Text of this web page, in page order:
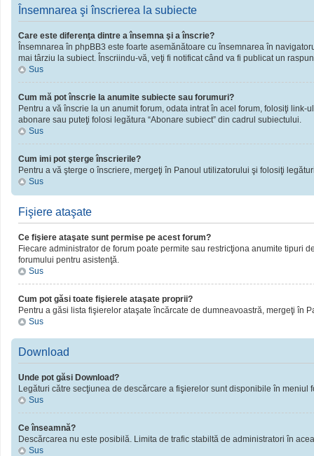
Însemnarea şi înscrierea la subiecte
Care este diferenţa dintre a însemna şi a înscrie?
Însemnarea în phpBB3 este foarte asemănătoare cu însemnarea în
mai târziu la subiect. Înscriindu-vă, veţi fi notificat când va fi publicat un
Sus
Cum mă pot înscrie la anumite subiecte sau forumuri?
Pentru a vă înscrie la un anumit forum, odata intrat în acel forum, folosiţi
abonare sau puteţi folosi legătura “Abonare subiect” din cadrul subiectului.
Sus
Cum imi pot şterge înscrierile?
Pentru a vă şterge o înscriere, mergeţi în Panoul utilizatorului şi folosiţi
Sus
Fişiere ataşate
Ce fişiere ataşate sunt permise pe acest forum?
Fiecare administrator de forum poate permite sau restricţiona anumite tipuri
forumului pentru asistenţă.
Sus
Cum pot găsi toate fişierele ataşate proprii?
Pentru a găsi lista fişierelor ataşate încărcate de dumneavoastră, mergeţi în
Sus
Download
Unde pot găsi Download?
Legături către secţiunea de descărcare a fişierelor sunt disponibile în meniul
Sus
Ce înseamnă?
Descărcarea nu este posibilă. Limita de trafic stabiltă de administratori în
Sus